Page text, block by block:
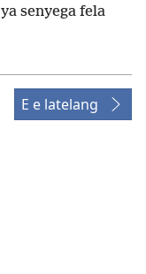
senyega fela
E e latelang